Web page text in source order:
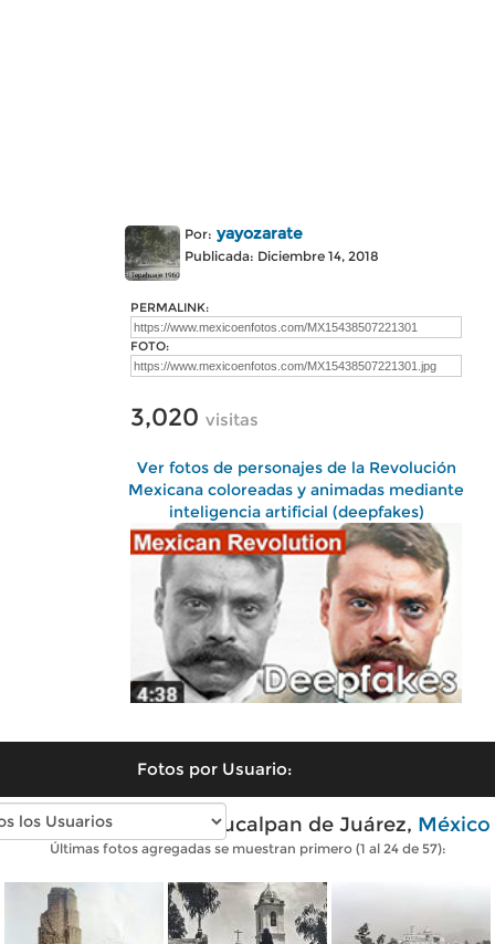
Por: yayozarate
Publicada: Diciembre 14, 2018
PERMALINK:
FOTO:
3,020 visitas
Ver fotos de personajes de la Revolución
Mexicana coloreadas y animadas mediante
inteligencia artificial (deepfakes)
Fotos por Usuario:
Fotos antiguas de Naucalpan de Juárez, México
Últimas fotos agregadas se muestran primero (1 al 24 de 57):